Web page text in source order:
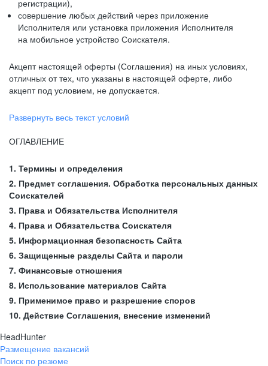
регистрации),
совершение любых действий через приложение
Исполнителя или установка приложения Исполнителя
на мобильное устройство Соискателя.
Акцепт настоящей оферты (Соглашения) на иных условиях,
отличных от тех, что указаны в настоящей оферте, либо
акцепт под условием, не допускается.
Развернуть весь текст условий
ОГЛАВЛЕНИЕ
1. Термины и определения
2. Предмет соглашения. Обработка персональных данных
Соискателей
3. Права и Обязательства Исполнителя
4. Права и Обязательства Соискателя
5. Информационная безопасность Сайта
6. Защищенные разделы Сайта и пароли
7. Финансовые отношения
8. Использование материалов Сайта
9. Применимое право и разрешение споров
10. Действие Соглашения, внесение изменений
HeadHunter
Размещение вакансий
Поиск по резюме